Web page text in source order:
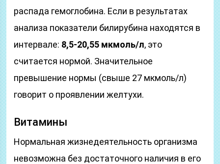
распада гемоглобина. Если в результатах
анализа показатели билирубина находятся в
интервале: 8,5-20,55 мкмоль/л, это
считается нормой. Значительное
превышение нормы (свыше 27 мкмоль/л)
говорит о проявлении желтухи.
Витамины
Нормальная жизнедеятельность организма
невозможна без достаточного наличия в его